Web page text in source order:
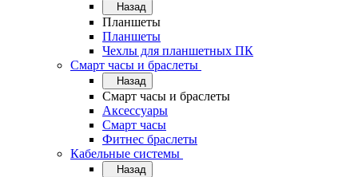
Назад
Планшеты
Планшеты
Чехлы для планшетных ПК
Смарт часы и браслеты
Назад
Смарт часы и браслеты
Аксессуары
Смарт часы
Фитнес браслеты
Кабельные системы
Назад